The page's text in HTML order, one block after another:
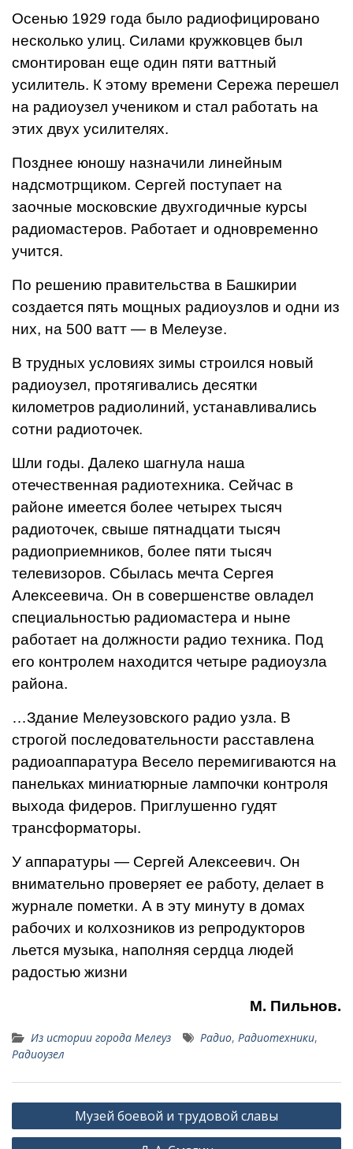
Осенью 1929 года было радиофицировано
несколько улиц. Силами кружковцев был
смонтирован еще один пяти ваттный
усилитель. К этому времени Сережа перешел
на радиоузел учеником и стал работать на
этих двух усилителях.
Позднее юношу назначили линейным
надсмотрщиком. Сергей поступает на
заочные московские двухгодичные курсы
радиомастеров. Работает и одновременно
учится.
По решению правительства в Башкирии
создается пять мощных радиоузлов и одни из
них, на 500 ватт — в Мелеузе.
В трудных условиях зимы строился новый
радиоузел, протягивались десятки
километров радиолиний, устанавливались
сотни радиоточек.
Шли годы. Далеко шагнула наша
отечественная радиотехника. Сейчас в
районе имеется более четырех тысяч
радиоточек, свыше пятнадцати тысяч
радиоприемников, более пяти тысяч
телевизоров. Сбылась мечта Сергея
Алексеевича. Он в совершенстве овладел
специальностью радиомастера и ныне
работает на должности радио техника. Под
его контролем находится четыре радиоузла
района.
…Здание Мелеузовского радио узла. В
строгой последовательности расставлена
радиоаппаратура Весело перемигиваются на
панельках миниатюрные лампочки контроля
выхода фидеров. Приглушенно гудят
трансформаторы.
У аппаратуры — Сергей Алексеевич. Он
внимательно проверяет ее работу, делает в
журнале пометки. А в эту минуту в домах
рабочих и колхозников из репродукторов
льется музыка, наполняя сердца людей
радостью жизни
М. Пильнов.
Из истории города Мелеуз Радио, Радиотехники,
Радиоузел
Навигация
по
Музей боевой и трудовой славы